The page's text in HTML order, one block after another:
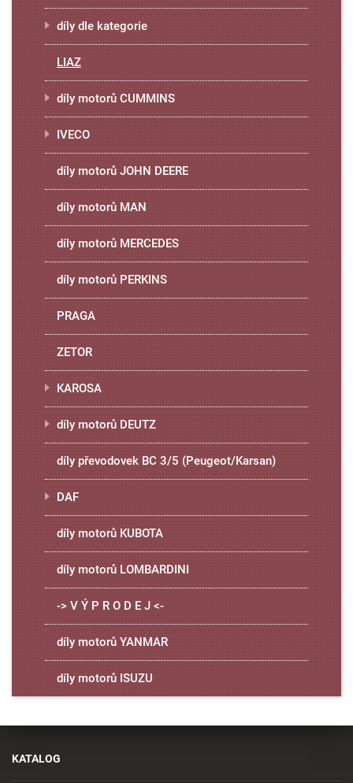
díly dle kategorie
LIAZ
díly motorů CUMMINS
IVECO
díly motorů JOHN DEERE
díly motorů MAN
díly motorů MERCEDES
díly motorů PERKINS
PRAGA
ZETOR
KAROSA
díly motorů DEUTZ
díly převodovek BC 3/5 (Peugeot/Karsan)
DAF
díly motorů KUBOTA
díly motorů LOMBARDINI
-> V Ý P R O D E J <-
díly motorů YANMAR
díly motorů ISUZU
KATALOG